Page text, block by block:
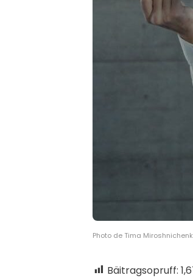
Photo de Tima
Bäitragsopruff: